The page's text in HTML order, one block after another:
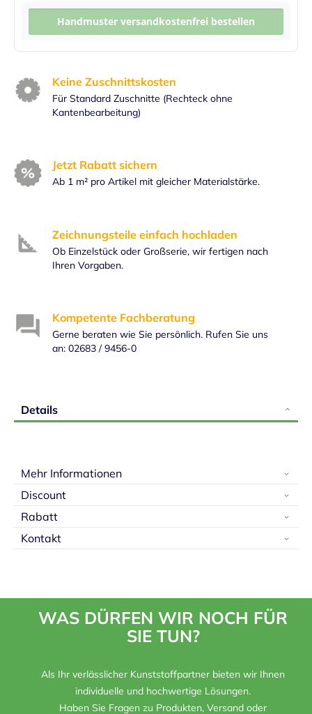
Handmuster versandkostenfrei bestellen
Keine Zuschnittskosten
Für Standard Zuschnitte (Rechteck ohne
Kantenbearbeitung)
Jetzt Rabatt sichern
Ab 1 m² pro Artikel mit gleicher Materialstärke.
Zeichnungsteile einfach hochladen
Ob Einzelstück oder Großserie, wir fertigen nach
Ihren Vorgaben.
Kompetente Fachberatung
Gerne beraten wie Sie persönlich. Rufen Sie uns
an: 02683 / 9456-0
Details
Mehr Informationen
Discount
Rabatt
Kontakt
WAS DÜRFEN WIR NOCH FÜR
SIE TUN?
Als Ihr verlässlicher Kunststoffpartner bieten wir Ihnen
individuelle und hochwertige Lösungen.
Haben Sie Fragen zu Produkten, Versand oder